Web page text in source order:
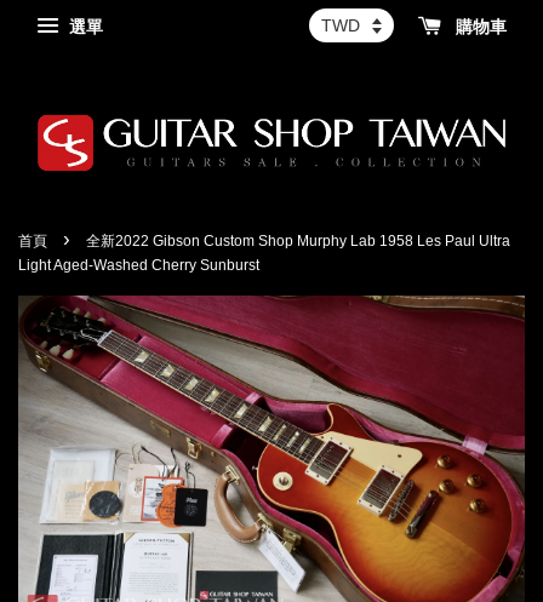
選單 購物車
首頁 ›
全新2022 Gibson Custom Shop Murphy Lab 1958 Les Paul Ultra
Light Aged-Washed Cherry Sunburst